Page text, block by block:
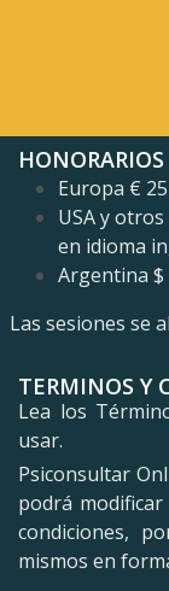
HONORARIOS
Europa € 25
USA y
en idioma
Argentina $
Las sesiones se
TERMINOS Y
Lea los
usar.
Psiconsultar
podrá
condiciones,
mismos en